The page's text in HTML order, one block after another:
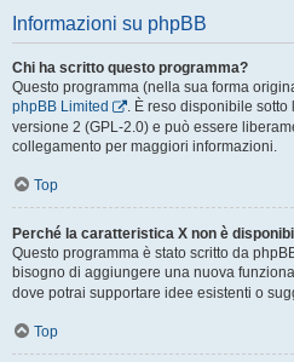
Informazioni su phpBB
Chi ha scritto questo programma?
Questo programma (nella sua forma
phpBB Limited
. È reso disponibile
versione 2 (GPL-2.0) e può essere
collegamento per maggiori informazioni.
Top
Perché la caratteristica X non è
Questo programma è stato scritto da
bisogno di aggiungere una nuova
dove potrai supportare idee esistenti o
Top